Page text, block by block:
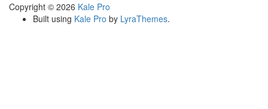
Copyright © 2026 Kale Pro
Built using Kale Pro by LyraThemes.